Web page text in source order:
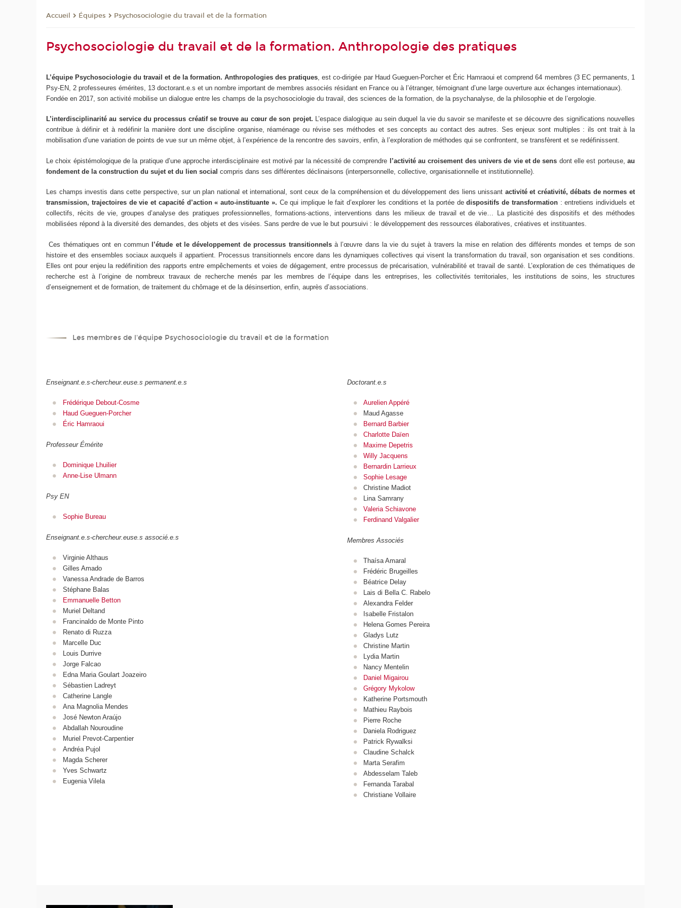
Accueil Équipes Psychosociologie du travail et de la formation
Psychosociologie du travail et de la formation. Anthropologie des pratiques
L’équipe Psychosociologie du travail et de la formation. Anthropologies des pratiques , est co-dirigée par Haud Gueguen-Porcher et Éric Hamraoui et comprend 64 membres (3 EC permanents, 1
Psy-EN, 2 professeures émérites, 13 doctorant.e.s et un nombre important de membres associés résidant en France ou à l’étranger, témoignant d’une large ouverture aux échanges internationaux).
Fondée en 2017, son activité mobilise un dialogue entre les champs de la psychosociologie du travail, des sciences de la formation, de la psychanalyse, de la philosophie et de l’ergologie.
L’interdisciplinarité au service du processus créatif se trouve au cœur de son projet. L’espace dialogique au sein duquel la vie du savoir se manifeste et se découvre des significations nouvelles
contribue à définir et à redéfinir la manière dont une discipline organise, réaménage ou révise ses méthodes et ses concepts au contact des autres. Ses enjeux sont multiples : ils ont trait à la
mobilisation d’une variation de points de vue sur un même objet, à l’expérience de la rencontre des savoirs, enfin, à l’exploration de méthodes qui se confrontent, se transfèrent et se redéfinissent.
Le choix épistémologique de la pratique d’une approche interdisciplinaire est motivé par la nécessité de comprendre l’activité au croisement des univers de vie et de sens dont elle est porteuse, au
fondement de la construction du sujet et du lien socialcompris dans ses différentes déclinaisons (interpersonnelle, collective, organisationnelle et institutionnelle).
Les champs investis dans cette perspective, sur un plan national et international, sont ceux de la compréhension et du développement des liens unissant activité et créativité, débats de normes et
transmission, trajectoires de vie et capacité d’action « auto-instituante ». Ce qui implique le fait d’explorer les conditions et la portée dedispositifs de transformation: entretiens individuels et
collectifs, récits de vie, groupes d’analyse des pratiques professionnelles, formations-actions, interventions dans les milieux de travail et de vie… La plasticité des dispositifs et des méthodes
mobilisées répond à la diversité des demandes, des objets et des visées. Sans perdre de vue le but poursuivi : le développement des ressources élaboratives, créatives et instituantes.
Ces thématiques ont en commun l’étude et le développement de processus transitionnelsà l’œuvre dans la vie du sujet à travers la mise en relation des différents mondes et temps de son
histoire et des ensembles sociaux auxquels il appartient. Processus transitionnels encore dans les dynamiques collectives qui visent la transformation du travail, son organisation et ses conditions.
Elles ont pour enjeu la redéfinition des rapports entre empêchements et voies de dégagement, entre processus de précarisation, vulnérabilité et travail de santé. L’exploration de ces thématiques de
recherche est à l’origine de nombreux travaux de recherche menés par les membres de l’équipe dans les entreprises, les collectivités territoriales, les institutions de soins, les structures
d’enseignement et de formation, de traitement du chômage et de la désinsertion, enfin, auprès d’associations.
Les membres de l'équipe Psychosociologie du travail et de la formation
Enseignant.e.s-chercheur.euse.s permanent.e.s
Frédérique Debout-Cosme
Haud Gueguen-Porcher
Éric Hamraoui
Professeur Émérite
Dominique Lhuilier
Anne-Lise Ulmann
Psy EN
Sophie Bureau
Enseignant.e.s-chercheur.euse.s associé.e.s
Virginie Althaus
Gilles Amado
Vanessa Andrade de Barros
Stéphane Balas
Emmanuelle Betton
Muriel Deltand
Francinaldo de Monte Pinto
Renato di Ruzza
Marcelle Duc
Louis Durrive
Jorge Falcao
Edna Maria Goulart Joazeiro
Sébastien Ladreyt
Catherine Langle
Ana Magnolia Mendes
José Newton Araújo
Abdallah Nouroudine
Muriel Prevot-Carpentier
Andréa Pujol
Magda Scherer
Yves Schwartz
Eugenia Vilela
Doctorant.e.s
Aurelien Appéré
Maud Agasse
Bernard Barbier
Charlotte Daïen
Maxime Depetris
Willy Jacquens
Bernardin Larrieux
Sophie Lesage
Christine Madiot
Lina Samrany
Valeria Schiavone
Ferdinand Valgalier
Membres Associés
Thaísa Amaral
Frédéric Brugeilles
Béatrice Delay
Lais di Bella C. Rabelo
Alexandra Felder
Isabelle Fristalon
Helena Gomes Pereira
Gladys Lutz
Christine Martin
Lydia Martin
Nancy Mentelin
Daniel Migairou
Grégory Mykolow
Katherine Portsmouth
Mathieu Raybois
Pierre Roche
Daniela Rodriguez
Patrick Rywalksi
Claudine Schalck
Marta Serafim
Abdesselam Taleb
Fernanda Tarabal
Christiane Vollaire